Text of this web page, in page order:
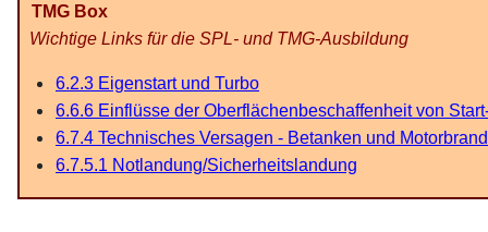
TMG Box
Wichtige Links für die SPL- und TMG-Ausbildung
6.2.3 Eigenstart und Turbo
6.6.6 Einflüsse der Oberflächenbeschaffenheit von
6.7.4 Technisches Versagen - Betanken und Motorbrand
6.7.5.1 Notlandung/Sicherheitslandung